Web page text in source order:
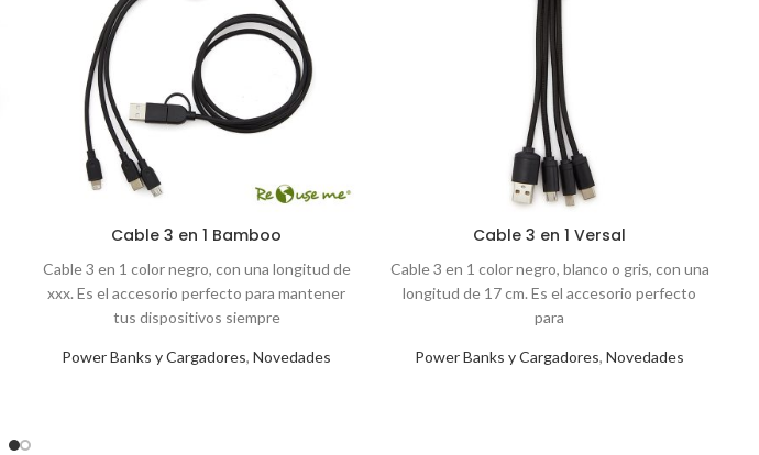
Cable 3 en 1 Bamboo
Power Banks y Cargadores, Novedades
Cable 3 en 1 color negro, con una longitud de
xxx. Es el accesorio perfecto para mantener
tus dispositivos siempre
Cable 3 en 1 Versal
Power Banks y Cargadores, Novedades
Cable 3 en 1 color negro, blanco o gris, con una
longitud de 17 cm. Es el accesorio perfecto
para